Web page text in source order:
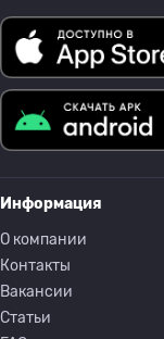
Информация
О компании
Контакты
Вакансии
Статьи